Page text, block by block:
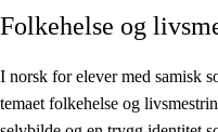
Kjerneelementer
Tverrfaglige temaer
Grunnleggende
Folkehelse og
I norsk for elever med samisk
temaet folkehelse og